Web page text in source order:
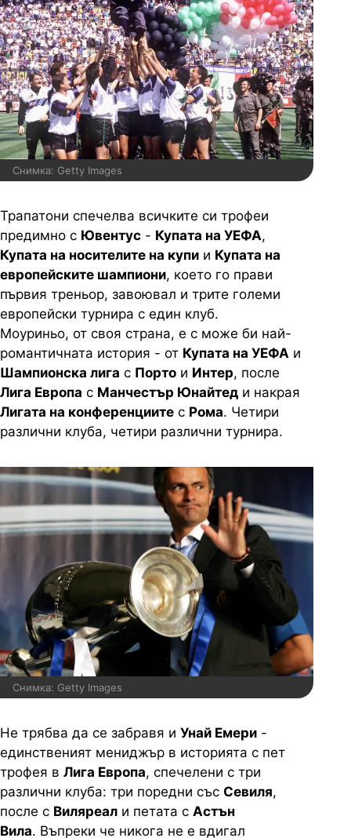
Снимка: Getty Images
Трапатони спечелва всичките си трофеи
предимно с Ювентус - Купата на УЕФА,
Купата на носителите на купи и Купата на
европейските шампиони, което го прави
първия треньор, завоювал и трите големи
европейски турнира с един клуб.
Моуриньо, от своя страна, е с може би най-
романтичната история - от Купата на УЕФА и
Шампионска лига с Порто и Интер, после
Лига Европа с Манчестър Юнайтед и накрая
Лигата на конференциите с Рома. Четири
различни клуба, четири различни турнира.
Снимка: Getty Images
Не трябва да се забравя и Унай Емери -
единственият мениджър в историята с пет
трофея в Лига Европа, спечелени с три
различни клуба: три поредни със Севиля,
после с Виляреал и петата с Астън
Вила. Въпреки че никога не е вдигал